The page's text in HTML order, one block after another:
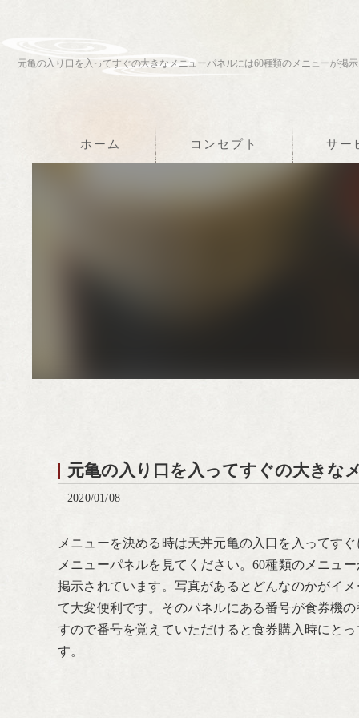
元亀の入り口を入ってすぐの大きなメニューパネルには60種類のメニューが掲示
ホーム コンセプト サー
元亀の入り口を入ってすぐの大きな
2020/01/08
メニューを決める時は天丼元亀の入口を入ってす
メニューパネルを見てください。60種類のメニュ
掲示されています。写真があるとどんなのかがイ
て大変便利です。そのパネルにある番号が食券機
すので番号を覚えていただけると食券購入時にと
す。